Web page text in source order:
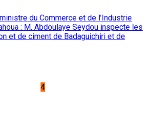
du Commerce et de l’Industrie
: M. Abdoulaye Seydou inspecte les
et de ciment de Badaguichiri et de
4